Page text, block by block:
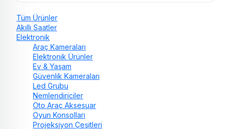
Tüm Ürünler
Akıllı Saatler
Elektronik
Araç Kameraları
Elektronik Ürünler
Ev & Yaşam
Güvenlik Kameraları
Led Grubu
Nemlendiriciler
Oto Araç Aksesuar
Oyun Konsolları
Projeksiyon Çeşitleri